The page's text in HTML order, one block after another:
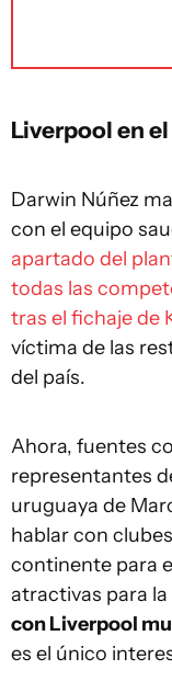
Liverpool en
Darwin Núñez
con el equipo
apartado del
todas las
tras el fichaje de
víctima de las
del país.
Ahora, fuentes
representantes
uruguaya de
hablar con
continente para
atractivas para
con Liverpool
es el único